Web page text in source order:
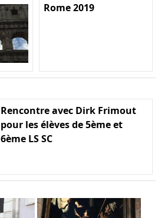
Rome 2019
Rencontre avec Dirk Frimout
pour les élèves de 5ème et
6ème LS SC